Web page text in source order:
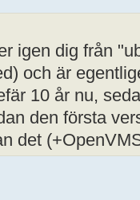
igen dig från
och är
10 år nu,
den första
det